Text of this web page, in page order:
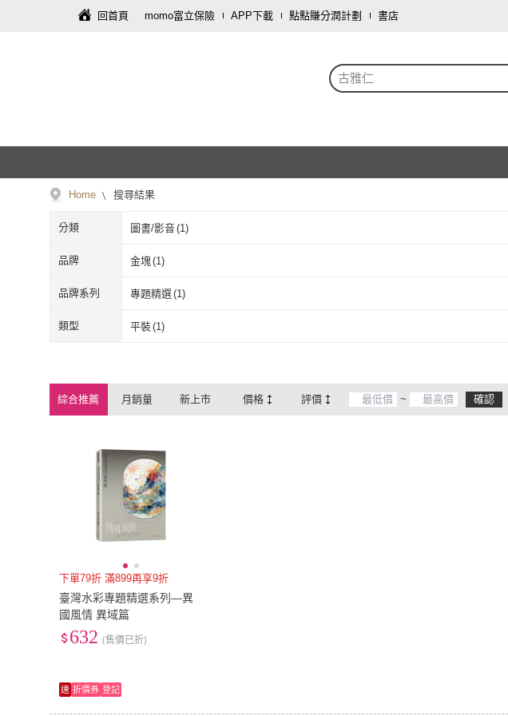
回首頁 momo富立保險 APP下載 點點賺分潤計劃 書店
古雅仁
Home 搜尋結果
分類 圖書/影音(1)
品牌 金塊 (1)
金塊(1)
品牌系列 專題精選(1)
專題精選
類型 平裝(1)
綜合推薦 月銷量 新上市 價格 評價 ~ 確認
下單79折 滿899再享9折
臺灣水彩專題精選系列―異
國風情 異域篇
632 (售價已折)
速 折價券 登記